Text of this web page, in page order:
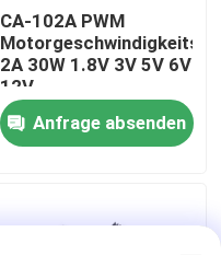
CA-102A PWM
2A 30W 1.8V 3V 5V 6V
12V
Anfrage absenden